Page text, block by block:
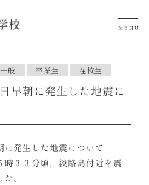
MENU
一般 卒業生 在校生
早朝に発生した地震に
発生した地震について
３３分頃，淡路島付近を震
。